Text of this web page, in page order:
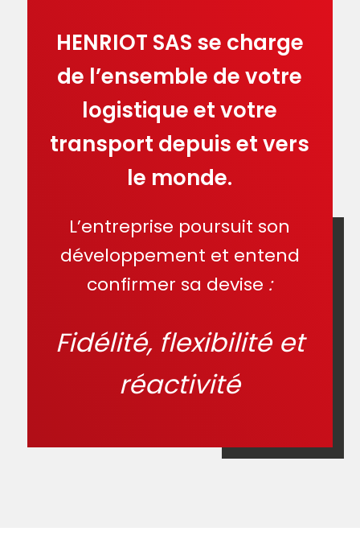
HENRIOT SAS se charge
de l’ensemble de votre
logistique et votre
transport depuis et vers
le monde.
L’entreprise poursuit son
développement et entend
confirmer sa devise :
Fidélité, flexibilité et
réactivité